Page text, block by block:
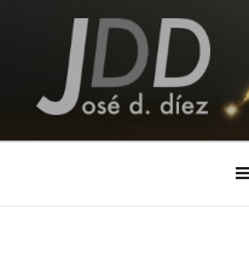
contenido
JOSE D. DIEZ